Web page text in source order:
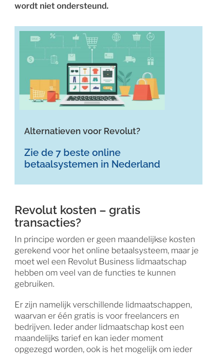
wordt niet ondersteund.
Alternatieven voor Revolut?
Zie de 7 beste online
betaalsystemen in Nederland
Revolut kosten – gratis
transacties?
In principe worden er geen maandelijkse kosten
gerekend voor het online betaalsysteem, maar je
moet wel een Revolut Business lidmaatschap
hebben om veel van de functies te kunnen
gebruiken.
Er zijn namelijk verschillende lidmaatschappen,
waarvan er één gratis is voor freelancers en
bedrijven. Ieder ander lidmaatschap kost een
maandelijks tarief en kan ieder moment
opgezegd worden, ook is het mogelijk om ieder